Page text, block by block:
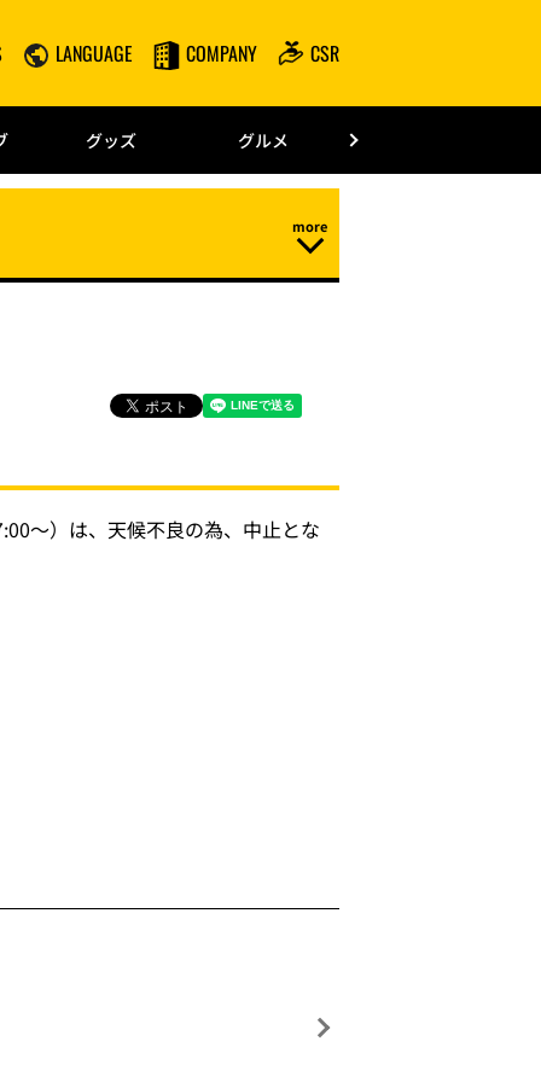
LANGUAGE COMPANY CSR
グッズ グルメ
～）は、天候不良の為、中止とな